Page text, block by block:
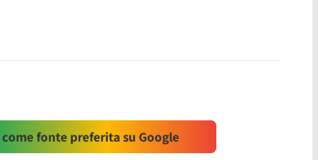
fonte preferita su Google